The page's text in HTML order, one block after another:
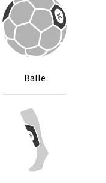
Bäl­le